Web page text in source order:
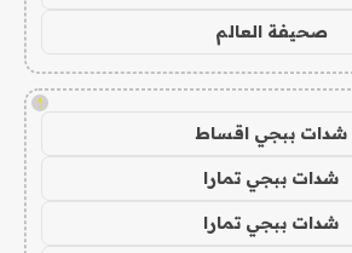
صحيفة العالم
!
شدات ببجي اقساط
شدات ببجي تمارا
شدات ببجي تمارا